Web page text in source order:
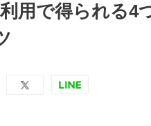
用で得られる4